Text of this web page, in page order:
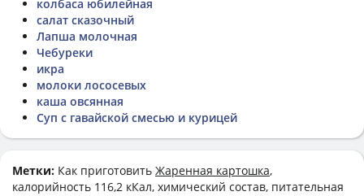
колбаса юбилейная
салат сказочный
Лапша молочная
Чебуреки
икра
молоки лососевых
каша овсянная
Суп с гавайской смесью и курицей
Метки: Как приготовить Жаренная картошка,
калорийность 116,2 кКал, химический состав, питательная